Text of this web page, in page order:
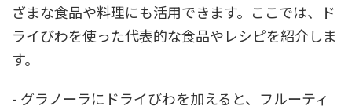
ざまな食品や料理にも活用できます。ここでは、ド
ライびわを使った代表的な食品やレシピを紹介しま
す。
- グラノーラにドライびわを加えると、フルーティ